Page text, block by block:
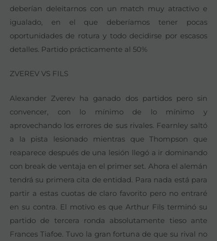
deberían deleitarnos con un match muy atractivo e
igualado, en el que deberíamos tener pocas
oportunidades de rotura y todo decidirse por escasos
detalles. Partido prácticamente al 50%
ZVEREV VS FILS
Alexander Zverev ha ganado dos partidos pero sin
convencer, con lo mínimo de lo mínimo y
aprovechando los errores de sus rivales. Fearnley saltó
a la pista lesionado mientras que Thompson que
reaparece después de una lesión llegó a ir dominando
con break de ventaja en el primer set. Ahora el alemán
tendrá su primera cita de entidad. Para nada está para
partir a estas cuotas de claro favorito pero no entraré
en su contra. El motivo es que Arthur Fils terminó su
partido de tercera ronda absolutamente tieso ante
Frances Tiafoe. Tuvo la gran fortuna de que su rival no